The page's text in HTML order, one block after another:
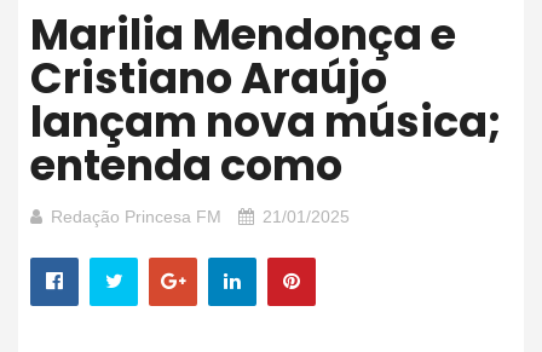
Marilia Mendonça e
Cristiano Araújo
lançam nova música;
entenda como
Redação Princesa FM 21/01/2025